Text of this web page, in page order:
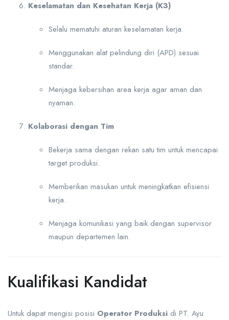
Keselamatan dan Kesehatan Kerja (K3)
Selalu mematuhi aturan keselamatan kerja.
Menggunakan alat pelindung diri (APD) sesuai
standar.
Menjaga kebersihan area kerja agar aman dan
nyaman.
Kolaborasi dengan Tim
Bekerja sama dengan rekan satu tim untuk mencapai
target produksi.
Memberikan masukan untuk meningkatkan efisiensi
kerja.
Menjaga komunikasi yang baik dengan supervisor
maupun departemen lain.
Kualifikasi Kandidat
Untuk dapat mengisi posisi Operator Produksi di PT. Ayu